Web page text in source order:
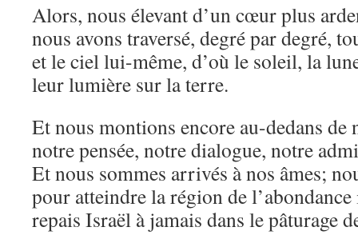
Alors, nous élevant d’un cœur plus
nous avons traversé, degré par degré,
et le ciel lui-même, d’où le soleil, la
leur lumière sur la terre.
Et nous montions encore au-dedans de
notre pensée, notre dialogue, notre
Et nous sommes arrivés à nos âmes;
pour atteindre la région de
repais Israël à jamais dans le pâturage